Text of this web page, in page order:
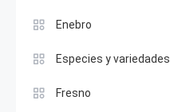
Enebro
Especies y variedades
Fresno